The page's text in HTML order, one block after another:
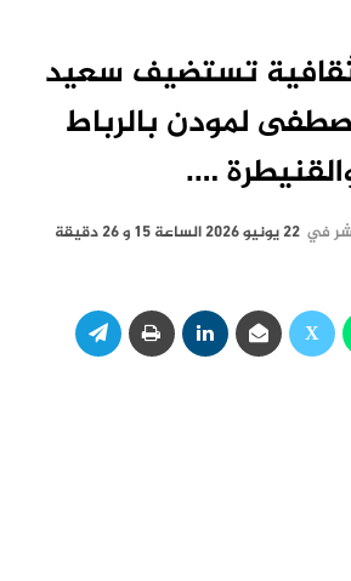
تستضيف سعيد
لمودن بالرباط
….
في 22 يونيو 2026 الساعة 15 و 26 دقيقة